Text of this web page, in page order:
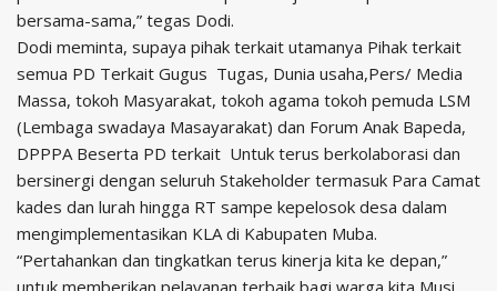
bersama-sama,” tegas Dodi.
Dodi meminta, supaya pihak terkait utamanya Pihak terkait
semua PD Terkait Gugus Tugas, Dunia usaha,Pers/ Media
Massa, tokoh Masyarakat, tokoh agama tokoh pemuda LSM
(Lembaga swadaya Masayarakat) dan Forum Anak Bapeda,
DPPPA Beserta PD terkait Untuk terus berkolaborasi dan
bersinergi dengan seluruh Stakeholder termasuk Para Camat
kades dan lurah hingga RT sampe kepelosok desa dalam
mengimplementasikan KLA di Kabupaten Muba.
“Pertahankan dan tingkatkan terus kinerja kita ke depan,”